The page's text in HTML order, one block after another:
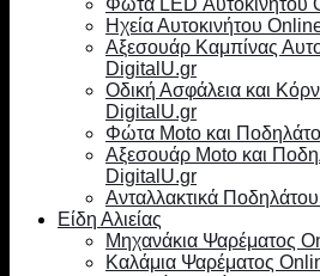
Φώτα LED Αυτοκινήτου
Ηχεία Αυτοκινήτου
Αξεσουάρ Καμπίνας
DigitalU.gr
Οδική Ασφάλεια και
DigitalU.gr
Φώτα Moto και
Αξεσουάρ Moto και
DigitalU.gr
Ανταλλακτικά
Είδη Αλιείας
Μηχανάκια Ψαρέματος
Καλάμια Ψαρέματος